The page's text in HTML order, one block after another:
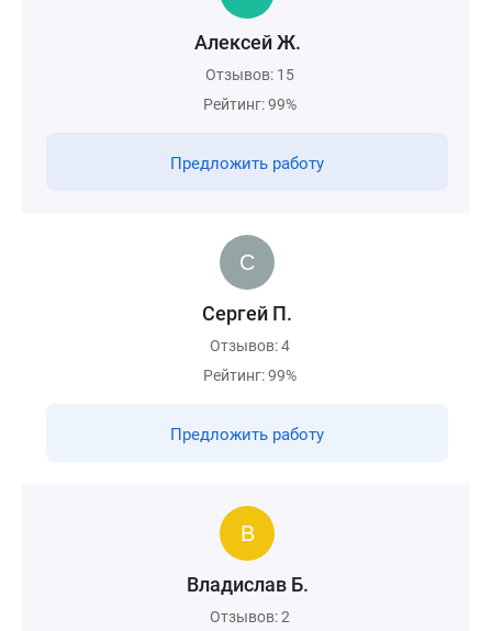
Алексей Ж.
Отзывов: 15
Рейтинг: 99%
Предложить работу
Сергей П.
Отзывов: 4
Рейтинг: 99%
Предложить работу
Владислав Б.
Отзывов: 2